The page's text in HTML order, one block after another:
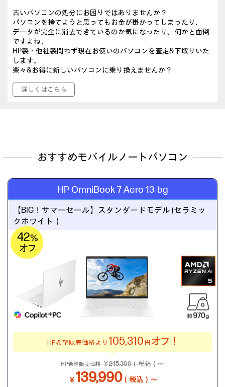
古いパソコンの処分にお困りではありませんか？
パソコンを捨てようと思ってもお金が掛かってしまったり、
データが完全に消去できているのか気になったり、何かと面倒
ですよね。
HP製・他社製問わず現在お使いのパソコンを査定&下取りいた
します。
楽々&お得に新しいパソコンに乗り換えませんか？
詳しくはこちら
おすすめモバイルノートパソコン
HP OmniBook 7 Aero 13-bg
【BIG！サマーセール】
スタンダードモデル (セラミッ
クホワイト）
42%
オフ
HP希望販売価格より 105,310円 オフ！
HP希望販売価格 ￥245,300（税込）～
￥139,990（税込）～